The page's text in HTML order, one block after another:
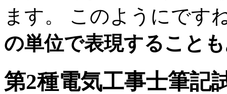
ます。 このようにです
の単位で表現すること
第2種電気工事士筆記